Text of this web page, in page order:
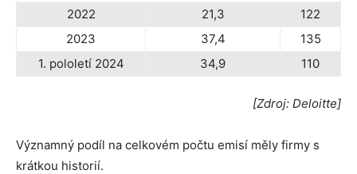
2022
21,3
122
2023
37,4
135
1. pololetí 2024
34,9 110
[Zdroj: Deloitte]
Významný podíl na celkovém počtu emisí měly firmy s
krátkou historií.